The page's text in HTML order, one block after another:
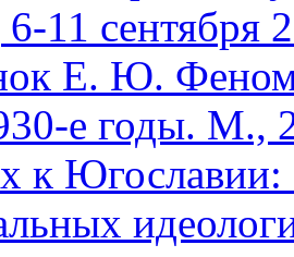
11 сентября
Е. Ю.
е годы. М.,
к Югославии: